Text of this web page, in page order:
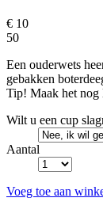
€ 10
50
Een ouderwets
gebakken
Tip! Maak het nog
Wilt u een cup
Aantal
Voeg toe aan